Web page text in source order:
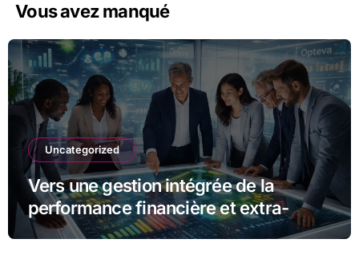
Vous avez manqué
Uncategorized
Vers une gestion intégrée de la
performance financière et extra-
financière avec Opteva